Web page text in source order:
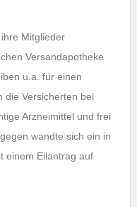
Mitglieder
Versandapotheke
u.a. für einen
die Versicherten bei
Arzneimittel und frei
wandte sich ein in
einem Eilantrag auf